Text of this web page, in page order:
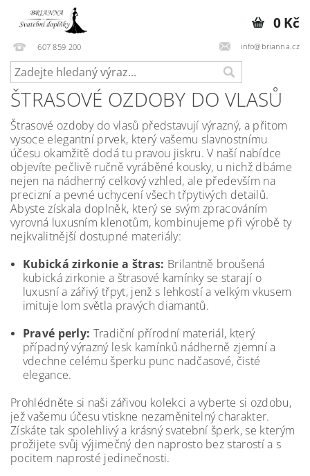
607 859 200 info@brianna.cz
0 Kč
ŠTRASOVÉ OZDOBY DO VLASŮ
Štrasové ozdoby do vlasů představují výrazný, a přitom
vysoce elegantní prvek, který vašemu slavnostnímu
účesu okamžitě dodá tu pravou jiskru. V naší nabídce
objevíte pečlivě ručně vyráběné kousky, u nichž dbáme
nejen na nádherný celkový vzhled, ale především na
precizní a pevné uchycení všech třpytivých detailů.
Abyste získala doplněk, který se svým zpracováním
vyrovná luxusním klenotům, kombinujeme při výrobě ty
nejkvalitnější dostupné materiály:
Kubická zirkonie a štras: Brilantně broušená
kubická zirkonie a štrasové kamínky se starají o
luxusní a zářivý třpyt, jenž s lehkostí a velkým vkusem
imituje lom světla pravých diamantů.
Pravé perly: Tradiční přírodní materiál, který
případný výrazný lesk kamínků nádherně zjemní a
vdechne celému šperku punc nadčasové, čisté
elegance.
Prohlédněte si naši zářivou kolekci a vyberte si ozdobu,
jež vašemu účesu vtiskne nezaměnitelný charakter.
Získáte tak spolehlivý a krásný svatební šperk, se kterým
prožijete svůj výjimečný den naprosto bez starostí a s
pocitem naprosté jedinečnosti.